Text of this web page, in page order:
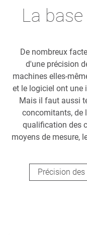
La
De nombreux
d'une précision
machines elles-
et le logiciel ont une
Mais il faut aussi
concomitants, de
qualification des
moyens de mesure,
Précision des